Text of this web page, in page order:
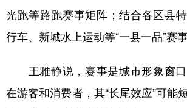
光跑等路跑赛事矩阵；结合各区县
行车、新城水上运动等“一县一品”赛
王雅静说，赛事是城市形象窗口
在游客和消费者，其“长尾效应”可能